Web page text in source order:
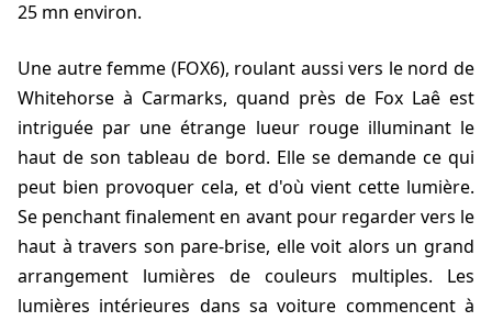
25 mn environ.
Une autre femme (FOX6), roulant aussi vers le nord de
Whitehorse à Carmarks, quand près de Fox Laê est
intriguée par une étrange lueur rouge illuminant le
haut de son tableau de bord. Elle se demande ce qui
peut bien provoquer cela, et d'où vient cette lumière.
Se penchant finalement en avant pour regarder vers le
haut à travers son pare-brise, elle voit alors un grand
arrangement lumières de couleurs multiples. Les
lumières intérieures dans sa voiture commencent à